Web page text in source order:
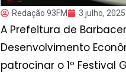
Redação 93FM 3 julho, 2025
A Prefeitura de
Desenvolvimento
patrocinar o 1º Festival